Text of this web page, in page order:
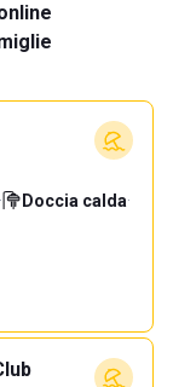
· Doccia calda·